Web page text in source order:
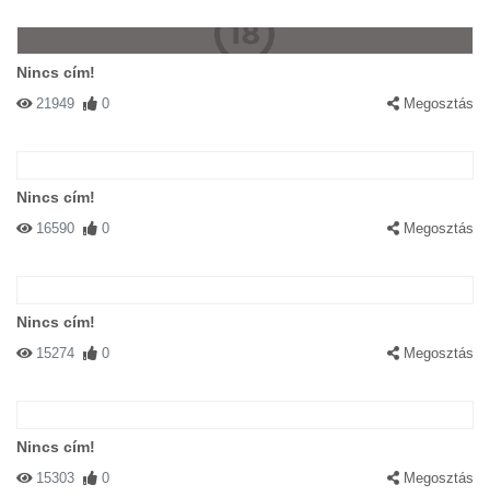
Nincs cím!
21949 0 Megosztás
Nincs cím!
16590 0 Megosztás
Nincs cím!
15274 0 Megosztás
Nincs cím!
15303 0 Megosztás